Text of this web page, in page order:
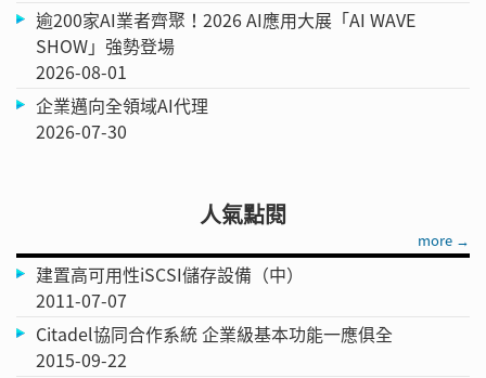
逾200家AI業者齊聚！2026 AI應用大展「AI WAVE
SHOW」強勢登場
2026-08-01
企業邁向全領域AI代理
2026-07-30
人氣點閱
more →
建置高可用性iSCSI儲存設備（中）
2011-07-07
Citadel協同合作系統 企業級基本功能一應俱全
2015-09-22